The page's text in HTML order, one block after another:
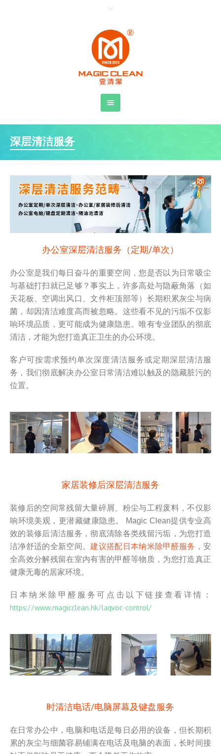
深层清洁服务
办公室深层清洁服务（定期/单次）
办公室是我们每日奋斗的重要空间，您是否以为日常吸尘
与基础打扫就已足够？事实上，许多高处与隐蔽角落（如
天花板、空调出风口、文件柜顶部等）长期积累灰尘与病
菌，却因清洁难度高而被忽略。这些看不见的污垢不仅影
响环境品质，更可能成为健康隐患。唯有专业团队的彻底
清洁，才能为您打造真正卫生的办公环境。
客户可按需求预约单次深度清洁服务或定期深层清洁服
务，我们彻底解决办公室日常清洁难以触及的隐藏脏污的
位置。
家居装修后深层清洁服务
装修后的空间常残留大量碎屑、粉尘与工程废料，不仅影
响环境美观，更潜藏健康隐患。 Magic Clean提供专业高
效的装修后清洁服务，彻底清除各类残留污垢，为您打造
洁净舒适的全新空间。建议搭配日本纳米除甲醛服务 ，安
全高效分解残留在室内有害的甲醛等物质，为您打造真正
健康无毒的居家环境。
日本纳米除甲醛服务可点击以下链接查看详情：
https://www.magicclean.hk/laqvoc-control/
时清洁电话/电脑屏幕及键盘服务
在日常办公中，电脑和电话是每日必用的设备，但长期积
累的灰尘与细菌容易铺满在电话及电脑的表面，长时间接